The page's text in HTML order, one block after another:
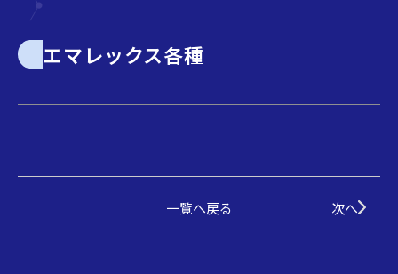
エマレックス各種
一覧へ戻る 次へ